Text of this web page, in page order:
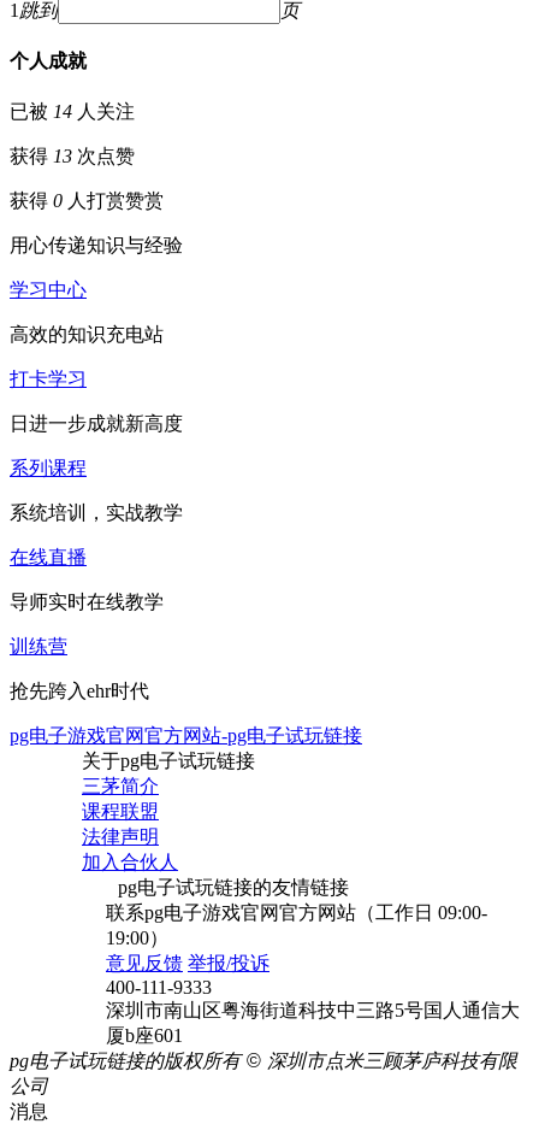
1 跳到 页
个人成就
已被 14 人关注
获得 13 次点赞
获得 0 人打赏赞赏
用心传递知识与经验
学习中心
高效的知识充电站
打卡学习
日进一步成就新高度
系列课程
系统培训，实战教学
在线直播
导师实时在线教学
训练营
抢先跨入ehr时代
pg电子游戏官网官方网站-pg电子试玩链接
关于pg电子试玩链接
三茅简介
课程联盟
法律声明
加入合伙人
pg电子试玩链接的友情链接
联系pg电子游戏官网官方网站（工作日 09:00-
19:00）
意见反馈 举报/投诉
400-111-9333
深圳市南山区粤海街道科技中三路5号国人通信大
厦b座601
pg电子试玩链接的版权所有 © 深圳市点米三顾茅庐科技有限
公司
消息